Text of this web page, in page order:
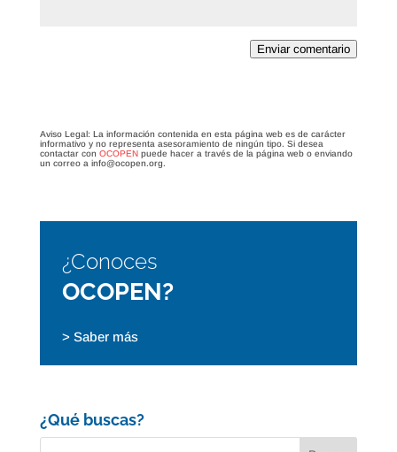
Enviar comentario
Aviso Legal: La información contenida en esta página web es de carácter
informativo y no representa asesoramiento de ningún tipo. Si desea
contactar con OCOPEN puede hacer a través de la página web o enviando
un correo a info@ocopen.org.
¿Conoces
OCOPEN?
> Saber más
¿Qué buscas?